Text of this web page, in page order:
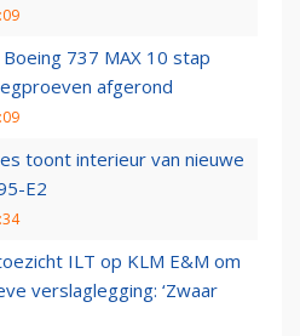
737 MAX 10 stap
afgerond
toont interieur van nieuwe
E2
ILT op KLM E&M om
verslaglegging: ‘Zwaar